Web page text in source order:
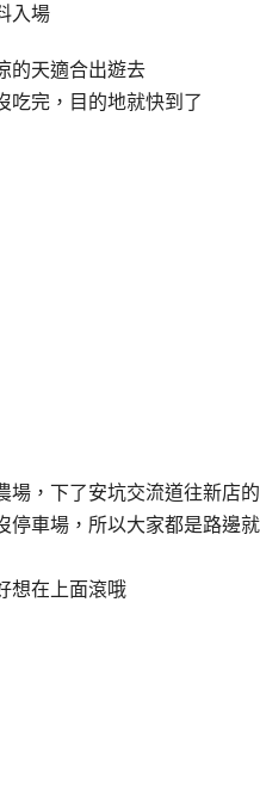
入場
的天適合出遊去
吃完，目的地就快到了
場，下了安坑交流道往新店
停車場，所以大家都是路邊
想在上面滾哦